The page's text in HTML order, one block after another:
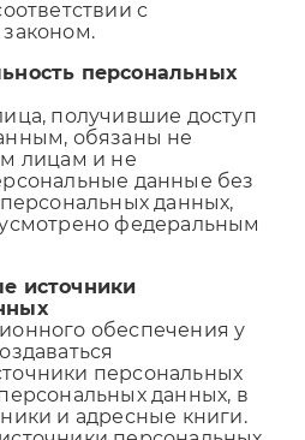
с
персональных
получившие доступ
обязаны не
лицам и не
данные без
данных,
федеральным
источники
обеспечения у
персональных
данных, в
и адресные книги.